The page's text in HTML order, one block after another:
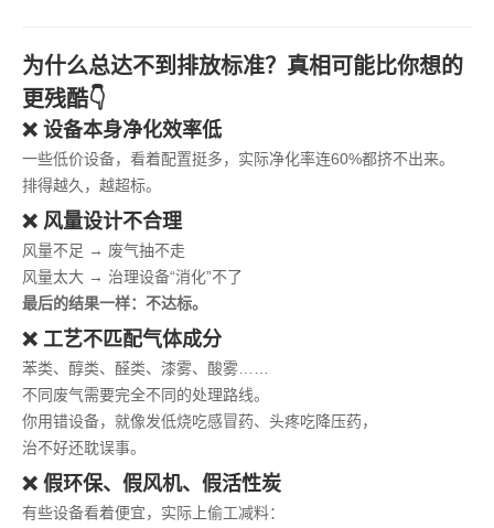
为什么总达不到排放标准？真相可能比你想的
更残酷👇
❌ 设备本身净化效率低
一些低价设备，看着配置挺多，实际净化率连60%都挤不出来。
排得越久，越超标。
❌ 风量设计不合理
风量不足 → 废气抽不走
风量太大 → 治理设备“消化”不了
最后的结果一样：不达标。
❌ 工艺不匹配气体成分
苯类、醇类、醛类、漆雾、酸雾……
不同废气需要完全不同的处理路线。
你用错设备，就像发低烧吃感冒药、头疼吃降压药，
治不好还耽误事。
❌ 假环保、假风机、假活性炭
有些设备看着便宜，实际上偷工减料：